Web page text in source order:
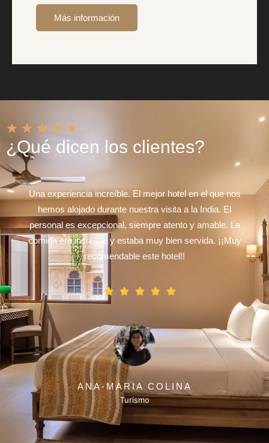
Más información
★ ★ ★ ★ ★
¿Qué dicen los clientes?
ANA-MARIA COLINA
Turismo
Una experiencia increíble. El mejor hotel en el que nos
hemos alojado durante nuestra visita a la India. El
personal es excepcional, siempre atento y amable. La
comida era increíble y estaba muy bien servida. ¡¡Muy
recomendable este hotel!!